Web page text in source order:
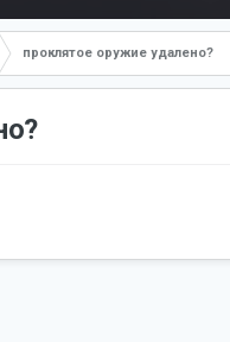
проклятое оружие удалено?